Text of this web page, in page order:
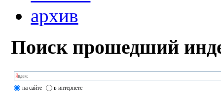
архив
Поиск прошедший
на сайте в интернете